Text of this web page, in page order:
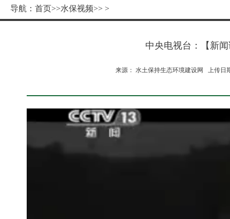
导航： 首页>>水保视频>> >
中央电视台：【新
来源： 水土保持生态环境建设网 上传日